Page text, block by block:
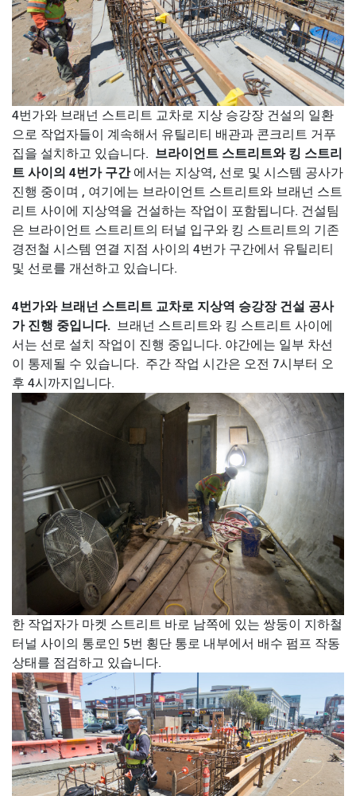
4번가와 브래넌 스트리트 교차로 지상 승강장 건설의 일환
으로 작업자들이 계속해서 유틸리티 배관과 콘크리트 거푸
집을 설치하고 있습니다. 브라이언트 스트리트와 킹 스트리
트 사이의 4번가 구간에서는 지상역, 선로 및 시스템 공사가
진행 중이며 , 여기에는 브라이언트 스트리트와 브래넌 스트
리트 사이에 지상역을 건설하는 작업이 포함됩니다. 건설팀
은 브라이언트 스트리트의 터널 입구와 킹 스트리트의 기존
경전철 시스템 연결 지점 사이의 4번가 구간에서 유틸리티
및 선로를 개선하고 있습니다.
4번가와 브래넌 스트리트 교차로 지상역 승강장 건설 공사
가 진행 중입니다. 브래넌 스트리트와 킹 스트리트 사이에
서는 선로 설치 작업이 진행 중입니다. 야간에는 일부 차선
이 통제될 수 있습니다. 주간 작업 시간은 오전 7시부터 오
후 4시까지입니다.
한 작업자가 마켓 스트리트 바로 남쪽에 있는 쌍둥이 지하철
터널 사이의 통로인 5번 횡단 통로 내부에서 배수 펌프 작동
상태를 점검하고 있습니다.